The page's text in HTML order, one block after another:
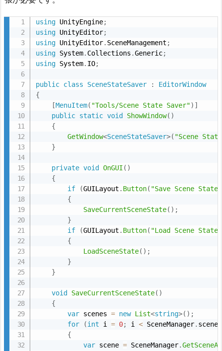
動
さ
れ
シ
ー
ン
内
保
存
イ
ル
考
慮
項
using UnityEngine;
using UnityEditor;
using UnityEditor. SceneManagement ;
using System. Collections .Generic;
using System. IO;
public class SceneStateSaver :
EditorWindow
{
[MenuItem( "Tools/Scene State Saver") ]
public static void ShowWindow( )
{
GetWindow<SceneStateSaver>( "Scene
}
private void OnGUI ( )
{
if
(GUILayout . Button( "Save Scene State"
{
SaveCurrentSceneState( ) ;
}
if
(GUILayout . Button( "Load Scene State"
{
LoadSceneState( ) ;
}
}
void SaveCurrentSceneState( )
{
var scenes = new List<string>( ) ;
for
(int i = 0; i < SceneManager.
{
var scene = SceneManager.GetSceneAt